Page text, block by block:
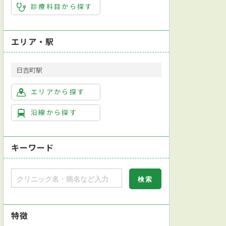
診療科目から探す
エリア・駅
日吉町駅
エリアから探す
沿線から探す
キーワード
特徴